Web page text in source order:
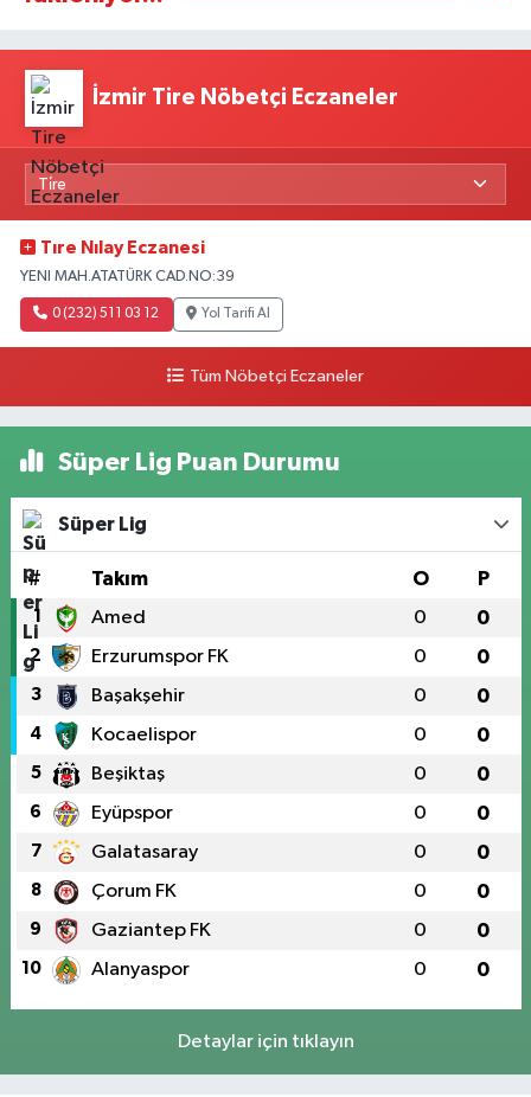
İzmir Tire Nöbetçi Eczaneler
Tıre Nılay Eczanesi
YENI MAH.ATATÜRK CAD.NO:39
0 (232) 511 03 12 Yol Tarifi Al
Tüm Nöbetçi Eczaneler
Süper Lig Puan Durumu
Süper Lig
# Takım O P
1 Amed 0 0
2 Erzurumspor FK 0 0
3 Başakşehir 0 0
4 Kocaelispor 0 0
5 Beşiktaş 0 0
6 Eyüpspor 0 0
7 Galatasaray 0 0
8 Çorum FK 0 0
9 Gaziantep FK 0 0
10 Alanyaspor 0 0
Detaylar için tıklayın